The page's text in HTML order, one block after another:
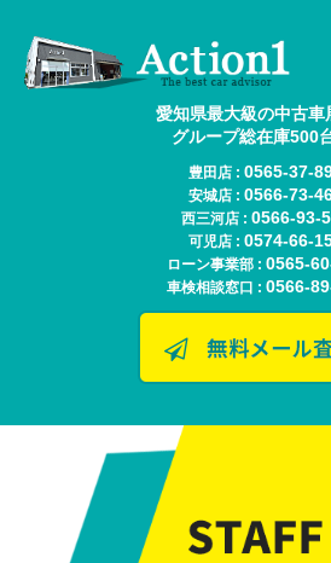
愛知県最大級の中古車
グループ総在庫500
豊田店 : 0565-37-
安城店 : 0566-73-
西三河店 : 0566-93-
可児店 : 0574-66-
ローン事業部 : 0565-
車検相談窓口 : 0566-